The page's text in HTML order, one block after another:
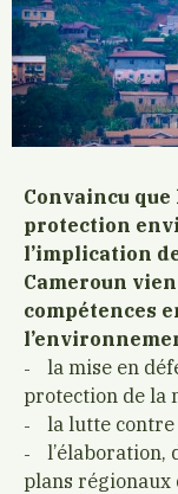
Convaincu
protection
l’implication
Cameroun
compétences
la mise en
protection de la
la lutte
l’élaboration,
plans régionaux